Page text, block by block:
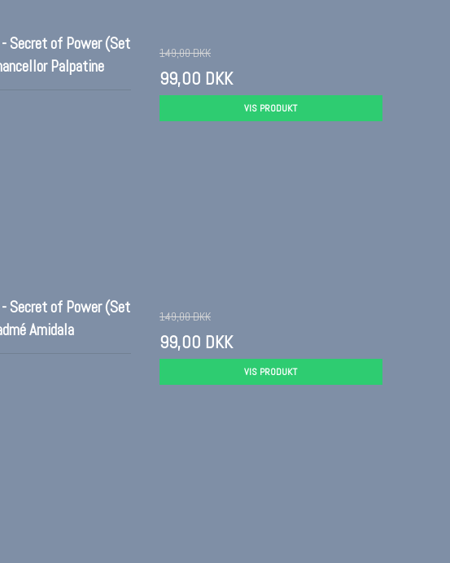
Secret of Power (Set
Palpatine
149,00 DKK
99,00 DKK
VIS PRODUKT
Secret of Power (Set
Amidala
149,00 DKK
99,00 DKK
VIS PRODUKT